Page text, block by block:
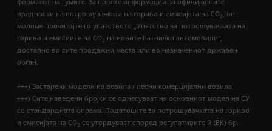
форматот на гумите. За повеќе информации за официјалните
вредности на потрошувачката на гориво и емисијата на CO2, ве
молиме прочитајте го упатството „Упатство за потрошувачката на
гориво и емисиите на CO2 на новите патнички автомобили“,
достапно во сите продажни места или во назначениот државен
орган.
+++) Застарени модели на возила / лесни комерцијални возила
+++) Сите наведени бројки се однесуваат на основниот модел на ЕУ
со стандардната опрема. Податоците за потрошувачката на гориво
и емисијата на СО2 се утврдуваат според регулативите R (ЕК) бр.